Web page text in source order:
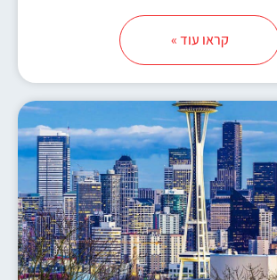
קראו עוד »